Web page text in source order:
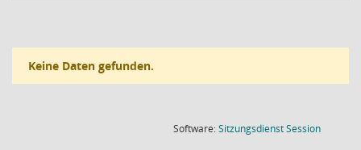
Keine Daten gefunden.
Software:SitzungsdienstSession(Wird in